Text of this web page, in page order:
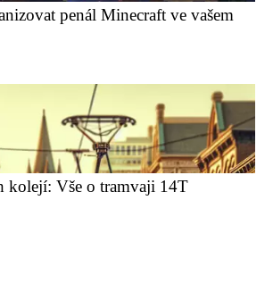
penál Minecraft ve vašem
kolejí: Vše o tramvaji 14T